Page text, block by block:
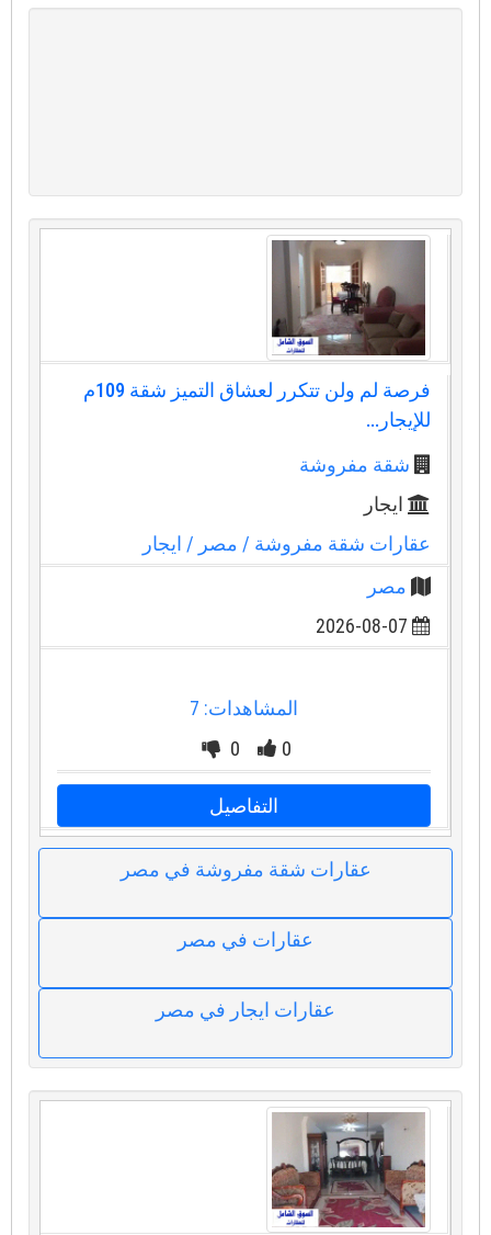
فرصة لم ولن تتكرر لعشاق التميز شقة 109م
للإيجار...
شقة مفروشة
ايجار
عقارات شقة مفروشة / مصر / ايجار
مصر
المشاهدات: 7
0
0
التفاصيل
عقارات شقة مفروشة في مصر
عقارات في مصر
عقارات ايجار في مصر